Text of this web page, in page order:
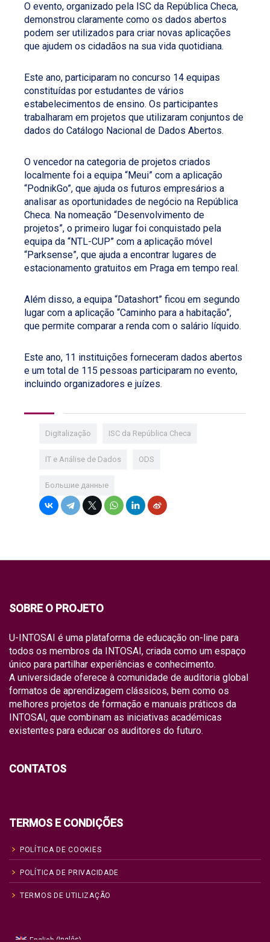
O evento, organizado pela ISC da República Checa,
demonstrou claramente como os dados abertos
podem ser utilizados para criar novas aplicações
que ajudem os cidadãos na sua vida quotidiana.
Este ano, participaram no concurso 14 equipas
constituídas por estudantes de vários
estabelecimentos de ensino. Os participantes
trabalharam em projetos que utilizaram conjuntos de
dados do Catálogo Nacional de Dados Abertos.
O vencedor na categoria de projetos criados
localmente foi a equipa “Meui” com a aplicação
“PodnikGo”, que ajuda os futuros empresários a
analisar as oportunidades de negócio na República
Checa. Na nomeação “Desenvolvimento de
projetos”, o primeiro lugar foi conquistado pela
equipa da “NTL-CUP” com a aplicação móvel
“Parksense”, que ajuda a encontrar lugares de
estacionamento gratuitos em Praga em tempo real.
Além disso, a equipa “Datashort” ficou em segundo
lugar com a aplicação “Caminho para a habitação”,
que permite comparar a renda com o salário líquido.
Este ano, 11 instituições forneceram dados abertos
e um total de 115 pessoas participaram no evento,
incluindo organizadores e juízes.
Digitalização ISC da República Checa
IT e Análise de Dados ODS
Большие данные
SOBRE O PROJETO
U-INTOSAI é uma plataforma de educação on-line para
todos os membros da INTOSAI, criada como um espaço
único para partilhar experiências e conhecimento.
A universidade oferece à comunidade de auditoria global
formatos de aprendizagem clássicos, bem como os
melhores projetos de formação e manuais práticos da
INTOSAI, que combinam as iniciativas académicas
existentes para educar os auditores do futuro.
CONTATOS
TERMOS E CONDIÇÕES
POLÍTICA DE COOKIES
POLÍTICA DE PRIVACIDADE
TERMOS DE UTILIZAÇÃO
English Inglês